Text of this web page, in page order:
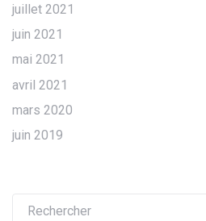
juillet 2021
juin 2021
mai 2021
avril 2021
mars 2020
juin 2019
Recherche